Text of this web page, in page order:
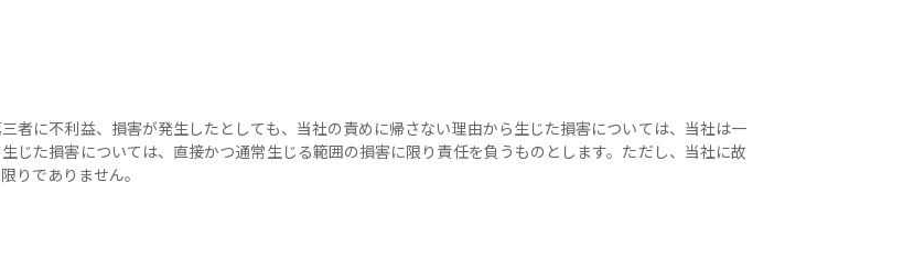
者に不利益、損害が発生したとしても、当社の責めに帰さない理由から生じた損害については、当社は一
じた損害については、直接かつ通常生じる範囲の損害に限り責任を負うものとします。ただし、当社に故
りでありません。